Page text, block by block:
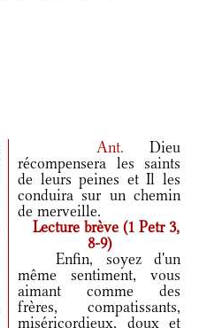
Ant. Dieu
récompensera les saints
de leurs peines et Il les
conduira sur un chemin
de merveille.
Lecture brève (1 Petr 3,
8-9)
Enfin, soyez d'un
même sentiment, vous
aimant comme des
frères, compatissants,
miséricordieux, doux et